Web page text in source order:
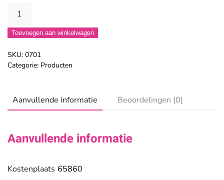
Bekers
rood
aantal
Toevoegen aan winkelwagen
SKU: 0701
Categorie: Producten
Aanvullende informatie Beoordelingen (0)
Aanvullende informatie
Kostenplaats 65860